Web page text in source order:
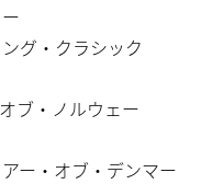
グ・クラシック
ブ・ノルウェー
ー・オブ・デンマー